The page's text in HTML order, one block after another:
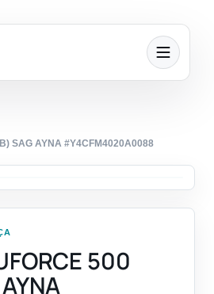
SAG AYNA #Y4CFM4020A0088
500